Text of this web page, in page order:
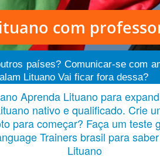
com
países? Comunicar-se com
Lituano Vai ficar fora dessa?
Aprenda Lituano para
nativo e qualificado. Crie
para começar? Faça um
Trainers brasil para
Lituano